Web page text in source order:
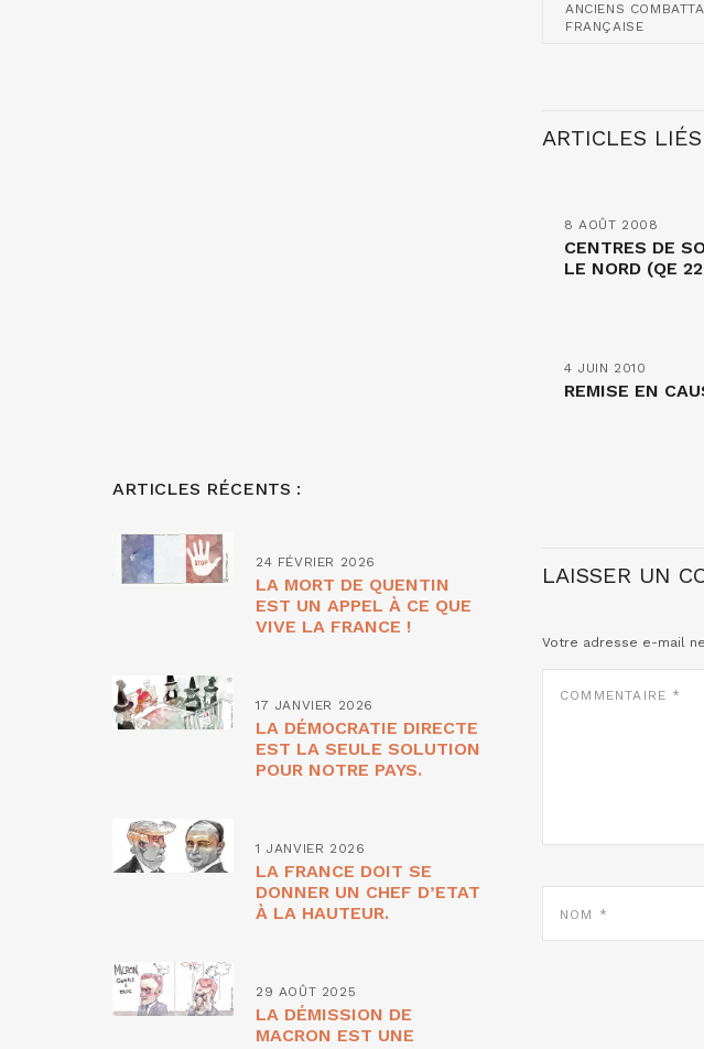
ANCIENS
FRANÇAISE
ARTICLES LIÉS
8 AOÛT 2008
CENTRES DE
LE NORD (QE
4 JUIN 2010
REMISE EN
LAISSER UN
Votre adresse e-mail
ARTICLES RÉCENTS :
24 FÉVRIER 2026
LA MORT DE QUENTIN
EST UN APPEL À CE QUE
VIVE LA FRANCE !
17 JANVIER 2026
LA DÉMOCRATIE DIRECTE
EST LA SEULE SOLUTION
POUR NOTRE PAYS.
1 JANVIER 2026
LA FRANCE DOIT SE
DONNER UN CHEF D’ETAT
À LA HAUTEUR.
29 AOÛT 2025
LA DÉMISSION DE
MACRON EST UNE